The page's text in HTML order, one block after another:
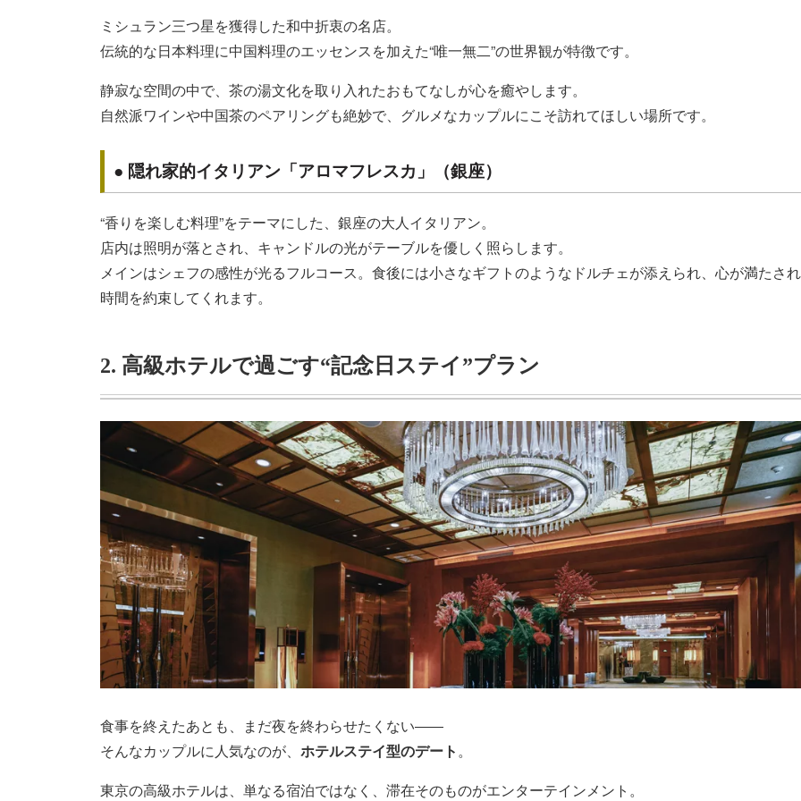
ミシュラン三つ星を獲得した和中折衷の名店。
伝統的な日本料理に中国料理のエッセンスを加えた“唯一無二”の世界観が特徴です。
静寂な空間の中で、茶の湯文化を取り入れたおもてなしが心を癒やします。
自然派ワインや中国茶のペアリングも絶妙で、グルメなカップルにこそ訪れてほしい場所です。
● 隠れ家的イタリアン「アロマフレスカ」（銀座）
“香りを楽しむ料理”をテーマにした、銀座の大人イタリアン。
店内は照明が落とされ、キャンドルの光がテーブルを優しく照らします。
メインはシェフの感性が光るフルコース。食後には小さなギフトのようなドルチェが添えられ、心が満たさ
時間を約束してくれます。
2. 高級ホテルで過ごす“記念日ステイ”プラン
食事を終えたあとも、まだ夜を終わらせたくない――
そんなカップルに人気なのが、 ホテルステイ型のデート。
東京の高級ホテルは、単なる宿泊ではなく、滞在そのものがエンターテインメント。